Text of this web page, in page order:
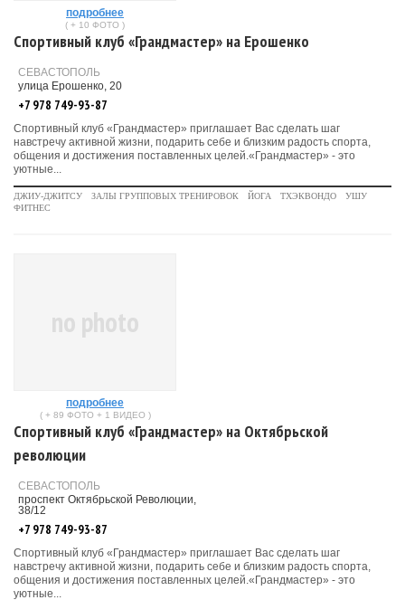
подробнее
( + 10 ФОТО )
Спортивный клуб «Грандмастер» на Ерошенко
СЕВАСТОПОЛЬ
улица Ерошенко, 20
+7 978 749-93-87
Спортивный клуб «Грандмастер» приглашает Вас сделать шаг
навстречу активной жизни, подарить себе и близким радость спорта,
общения и достижения поставленных целей.«Грандмастер» - это
уютные...
ДЖИУ-ДЖИТСУ ЗАЛЫ ГРУППОВЫХ ТРЕНИРОВОК ЙОГА ТХЭКВОНДО
УШУ
ФИТНЕС
no photo
подробнее
( + 89 ФОТО + 1 ВИДЕО )
Спортивный клуб «Грандмастер» на Октябрьской
революции
СЕВАСТОПОЛЬ
проспект Октябрьской Революции,
38/12
+7 978 749-93-87
Спортивный клуб «Грандмастер» приглашает Вас сделать шаг
навстречу активной жизни, подарить себе и близким радость спорта,
общения и достижения поставленных целей.«Грандмастер» - это
уютные...